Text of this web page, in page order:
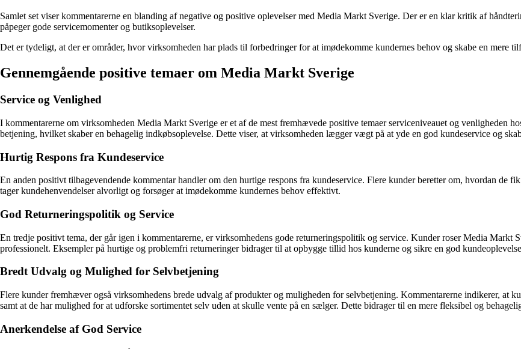
Samlet set viser kommentarerne en blanding af negative og positive oplevelser med Media Markt Sverige. Der er en klar kritik af
påpeger gode servicemomenter og butiksoplevelser.
Det er tydeligt, at der er områder, hvor virksomheden har plads til forbedringer for at imødekomme kundernes behov og skabe en mere
Gennemgående positive temaer om Media Markt Sverige
Service og Venlighed
I kommentarerne om virksomheden Media Markt Sverige er et af de mest fremhævede positive temaer serviceniveauet og venligheden
betjening, hvilket skaber en behagelig indkøbsoplevelse. Dette viser, at virksomheden lægger vægt på at yde en god kundeservice og
Hurtig Respons fra Kundeservice
En anden positivt tilbagevendende kommentar handler om den hurtige respons fra kundeservice. Flere kunder beretter om, hvordan de
tager kundehenvendelser alvorligt og forsøger at imødekomme kundernes behov effektivt.
God Returneringspolitik og Service
En tredje positivt tema, der går igen i kommentarerne, er virksomhedens gode returneringspolitik og service. Kunder roser Media Markt
professionelt. Eksempler på hurtige og problemfri returneringer bidrager til at opbygge tillid hos kunderne og sikre en god
Bredt Udvalg og Mulighed for Selvbetjening
Flere kunder fremhæver også virksomhedens brede udvalg af produkter og muligheden for selvbetjening. Kommentarerne indikerer, at
samt at de har mulighed for at udforske sortimentet selv uden at skulle vente på en sælger. Dette bidrager til en mere fleksibel og
Anerkendelse af God Service